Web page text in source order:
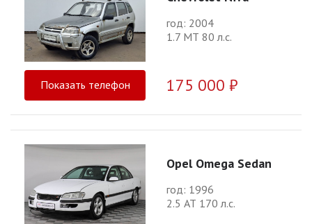
год: 2004
1.7 МТ 80 л.с.
Показать телефон 175 000 ₽
Opel Omega Sedan
год: 1996
2.5 АТ 170 л.с.